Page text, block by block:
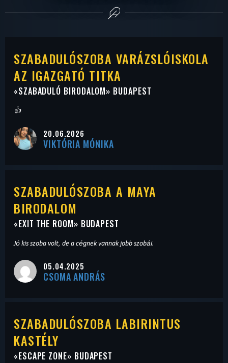
SZABADULÓSZOBA VARÁZSLÓISKOLA
AZ IGAZGATÓ TITKA
«SZABADULÓ BIRODALOM» BUDAPEST
👍
20.06.2026
VIKTÓRIA MÓNIKA
SZABADULÓSZOBA A MAYA
BIRODALOM
«EXIT THE ROOM» BUDAPEST
Jó kis szoba volt, de a cégnek vannak jobb szobái.
05.04.2025
CSOMA ANDRÁS
SZABADULÓSZOBA LABIRINTUS
KASTÉLY
«ESCAPE ZONE» BUDAPEST